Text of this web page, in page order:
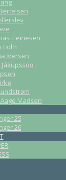
Heinesen
Holm
Iversen
Madsen
25
26